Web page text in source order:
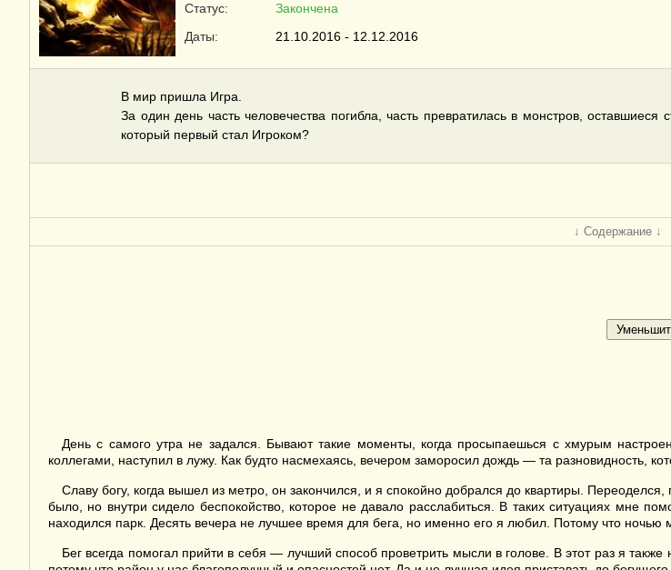
Статус:
Закончена
Даты:
21.10.2016 - 12.12.2016
В мир пришла Игра.
За один день часть человечества погибла, часть превратилась в монстров,
который первый стал Игроком?
↓ Содержание ↓
День с самого утра не задался. Бывают такие моменты, когда просыпаешься с хмурым
коллегами, наступил в лужу. Как будто насмехаясь, вечером заморосил дождь — та разновидность,
Славу богу, когда вышел из метро, он закончился, и я спокойно добрался до квартиры.
было, но внутри сидело беспокойство, которое не давало расслабиться. В таких ситуациях мне
находился парк. Десять вечера не лучшее время для бега, но именно его я любил. Потому что
Бег всегда помогал прийти в себя — лучший способ проветрить мысли в голове. В этот раз я